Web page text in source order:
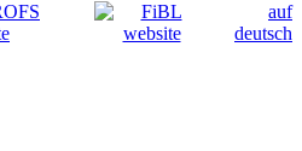
auf
deutsch